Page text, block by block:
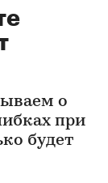
о
при
будет